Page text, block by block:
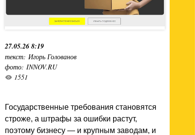
27.05.26 8:19
текст: Игорь Голованов
фото: INNOV.RU
1551
Государственные требования становятся
строже, а штрафы за ошибки растут,
поэтому бизнесу — и крупным заводам, и